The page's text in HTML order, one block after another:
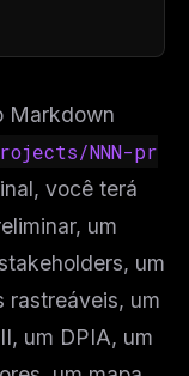
Markdown
NNN-pr
você terá
um
um
rastreáveis, um
um DPIA, um